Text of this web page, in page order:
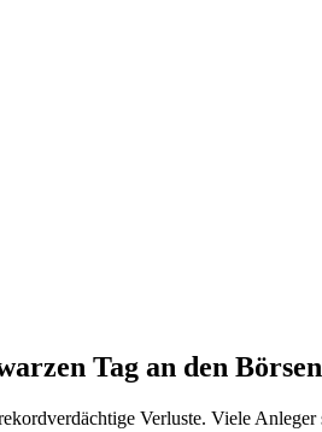
Tag an den Börsen
Verluste. Viele